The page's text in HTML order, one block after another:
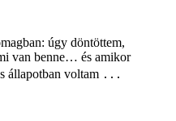
úgy döntöttem,
van benne… és amikor
állapotban voltam ․․․